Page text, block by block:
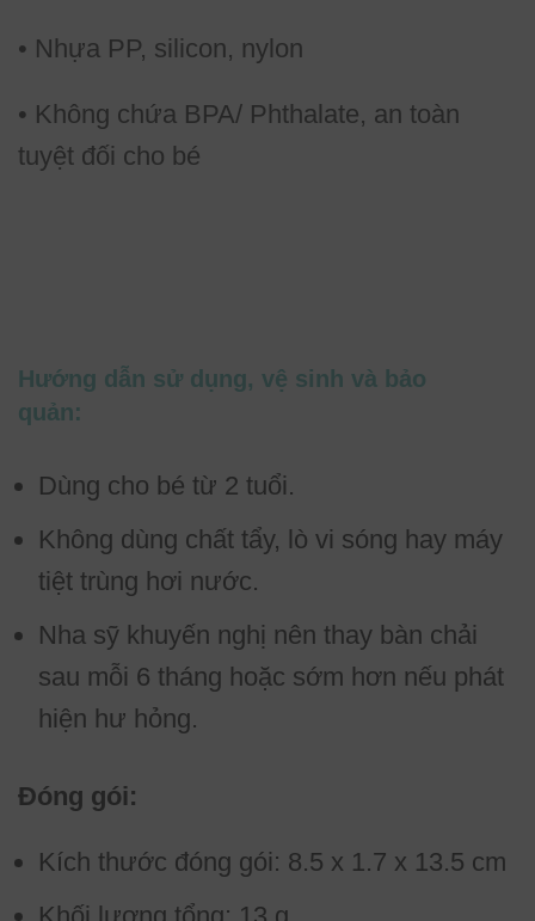
• Nhựa PP, silicon, nylon
• Không chứa BPA/ Phthalate, an toàn
tuyệt đối cho bé
Hướng dẫn sử dụng, vệ sinh và bảo
quản:
Dùng cho bé từ 2 tuổi.
Không dùng chất tẩy, lò vi sóng hay máy
tiệt trùng hơi nước.
Nha sỹ khuyến nghị nên thay bàn chải
sau mỗi 6 tháng hoặc sớm hơn nếu phát
hiện hư hỏng.
Đóng gói:
Kích thước đóng gói: 8.5 x 1.7 x 13.5 cm